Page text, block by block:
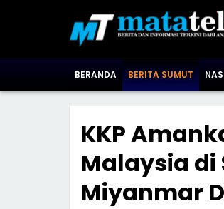
BERANDA BERITA SUMUT
KKP
Malaysia di
Miyanmar